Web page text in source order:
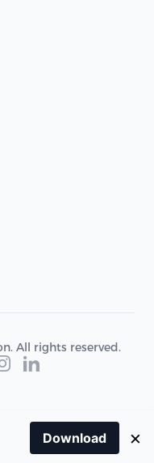
All rights reserved.
Download ×